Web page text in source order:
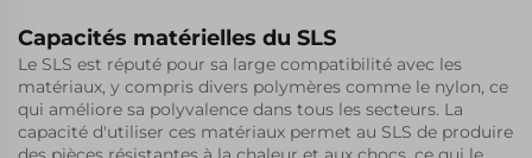
Capacités matérielles du SLS
Le SLS est réputé pour sa large compatibilité avec les
matériaux, y compris divers polymères comme le nylon, ce
qui améliore sa polyvalence dans tous les secteurs. La
capacité d'utiliser ces matériaux permet au SLS de produire